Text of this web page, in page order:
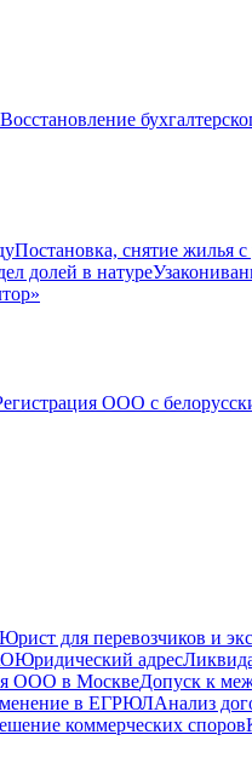
Восстановление
Постановка, снятие жилья с
долей в натуре
ООО с
Юрист для перевозчиков и
Юридический адрес
ООО в МосквеДопуск к
в ЕГРЮЛАнализ
коммерческих споров